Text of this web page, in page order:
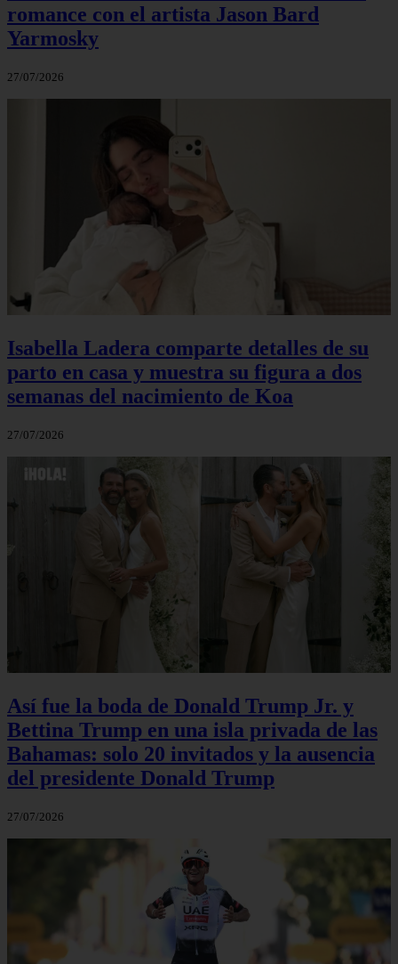
romance con el artista Jason Bard
Yarmosky
27/07/2026
Isabella Ladera comparte detalles de su
parto en casa y muestra su figura a dos
semanas del nacimiento de Koa
27/07/2026
Así fue la boda de Donald Trump Jr. y
Bettina Trump en una isla privada de las
Bahamas: solo 20 invitados y la ausencia
del presidente Donald Trump
27/07/2026